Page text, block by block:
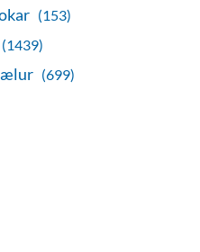
(153)
(1439)
(699)